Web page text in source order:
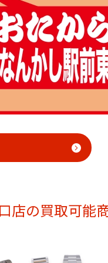
店の買取可能